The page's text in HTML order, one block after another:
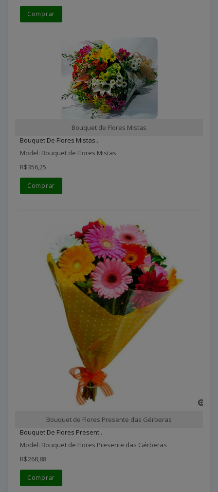
Comprar
Bouquet de Flores Mistas
Bouquet De Flores Mistas..
Model: Bouquet de Flores Mistas
R$356,25
Comprar
Bouquet de Flores Presente das Gérberas
Bouquet De Flores Present..
Model: Bouquet de Flores Presente das Gérberas
R$268,88
Comprar